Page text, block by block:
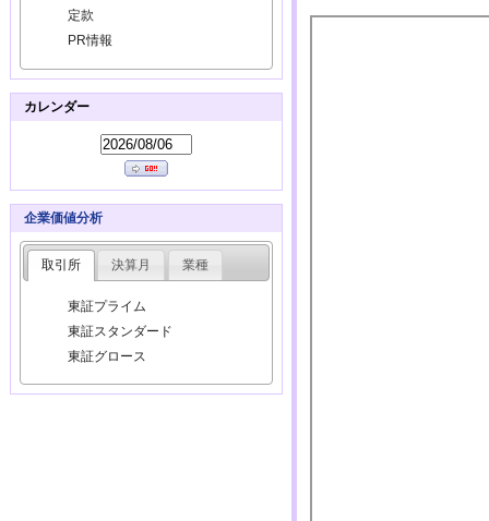
定款
PR情報
カレンダー
企業価値分析
取引所 決算月 業種
東証プライム
東証スタンダード
東証グロース